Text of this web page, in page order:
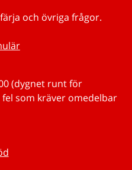
och övriga frågor.
(dygnet runt för
som kräver omedelbar